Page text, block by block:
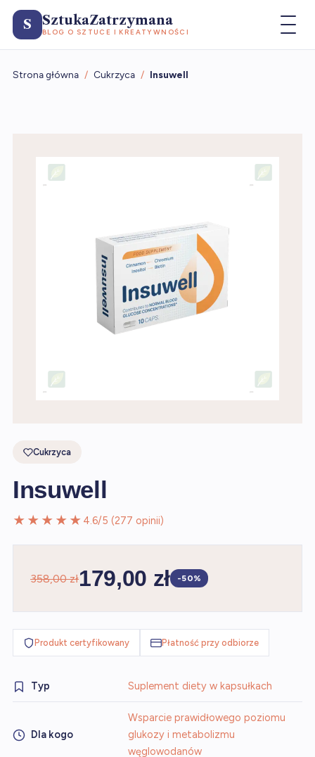
S SztukaZatrzymana
BLOG O SZTUCE I KREATYWNOŚCI
Strona główna / Cukrzyca / Insuwell
Cukrzyca
Insuwell
★★★★★ 4.6/5 (277 opinii)
358,00 zł179,00 zł -50%
Produkt certyfikowany Płatność przy odbiorze
Typ Suplement diety w kapsułkach
Dla kogo
Wsparcie prawidłowego poziomu
glukozy i metabolizmu
węglowodanów